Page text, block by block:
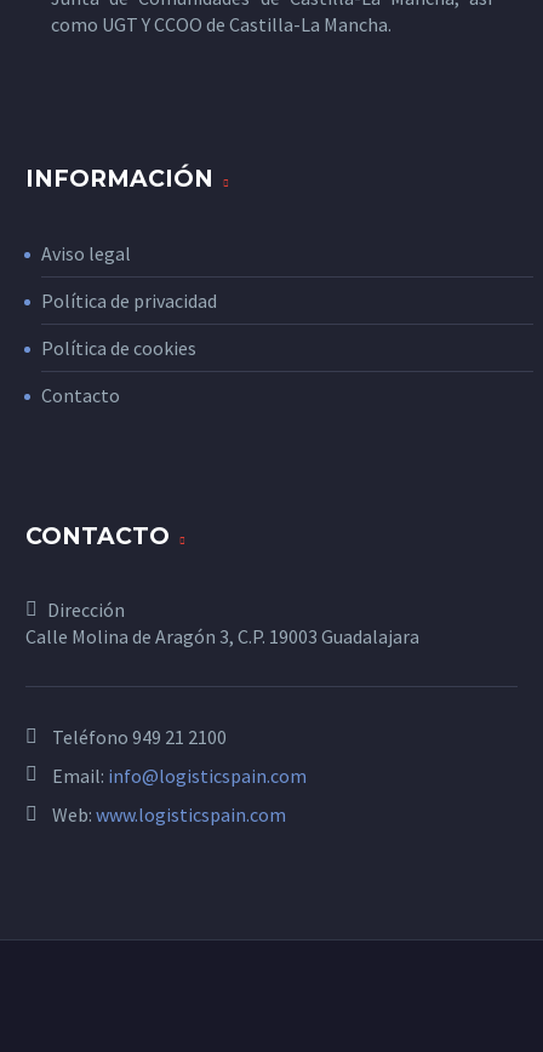
como UGT Y CCOO de Castilla-La Mancha.
INFORMACIÓN
Aviso legal
Política de privacidad
Política de cookies
Contacto
CONTACTO
Dirección
Calle Molina de Aragón 3, C.P. 19003 Guadalajara
Teléfono 949 21 2100
Email: info@logisticspain.com
Web: www.logisticspain.com